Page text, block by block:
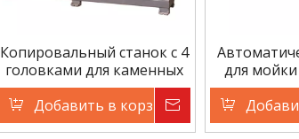
Копировальный станок с 4
головками для каменных
цилиндров
(горизонтальный тип)
Добавить в корзину Запрос цены
для